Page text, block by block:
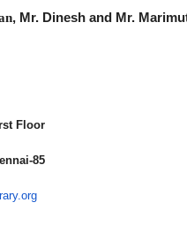
, Mr. Dinesh and Mr.
Floor
85